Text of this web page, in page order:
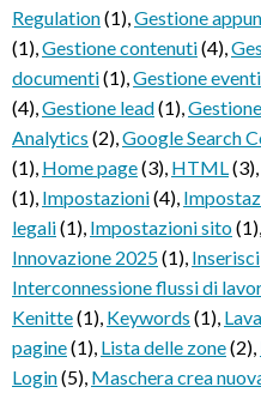
Regulation(1),Gestione
(1),Gestione contenuti(4),
documenti(1),Gestione eventi
(4),Gestione lead(1),
Analytics (2),Google Search
(1), Home page(3), HTML(3),
(1), Impostazioni(4),
legali(1), Impostazioni sito(1),
Innovazione 2025(1), Inserisci
Interconnessione flussi di
Kenitte(1), Keywords (1),
pagine(1), Lista delle zone(2),
Login(5), Maschera crea